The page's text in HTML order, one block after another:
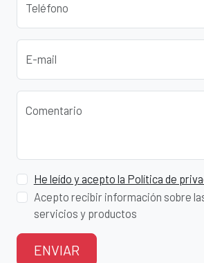
Teléfono
E-mail
Comentario
He leído y acepto la Política de
Acepto recibir información sobre
servicios y productos
ENVIAR